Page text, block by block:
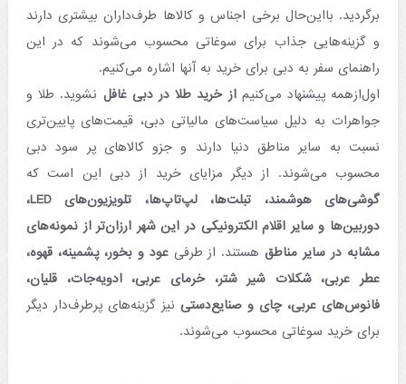
برگردید. بااین‌حال برخی اجناس و کالاها طرف‌داران بیشتری دارند
و گزینه‌هایی جذاب برای سوغاتی محسوب می‌شوند که در این
راهنمای سفر به دبی برای خرید به آنها اشاره می‌کنیم.
اول‌ازهمه پیشنهاد می‌کنیمازخرید طلا در دبی غافل نشوید. طلا و
جواهرات به دلیل سیاست‌های مالیاتی دبی، قیمت‌های پایین‌تری
نسبت به سایر مناطق دنیا دارند و جزو کالاهای پر سود دبی
محسوب می‌شوند. از دیگر مزایای خرید از دبی این است که
گوشی‌های هوشمند، تبلت‌ها، لپ‌تاپ‌ها، تلویزیون‌های LED،
دوربین‌ها و سایر اقلام الکترونیکی در این شهر ارزان‌تر از نمونه‌های
مشابه در سایر مناطقهستند. از طرفیعود و بخور، پشمینه، قهوه،
عطر عربی، شکلات شیر شتر، خرمای عربی، ادویه‌جات، قلیان،
فانوس‌های عربی، چای و صنایع‌دستینیز گزینه‌های پرطرف‌دار دیگر
برای خرید سوغاتی محسوب می‌شوند.